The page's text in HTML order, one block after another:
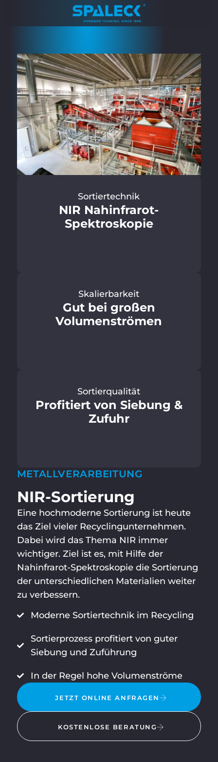
METALLVERARBEITUNG
NIR-Sortierung
Eine hochmoderne Sortierung ist heute
das Ziel vieler Recyclingunternehmen.
Dabei wird das Thema NIR immer
wichtiger. Ziel ist es, mit Hilfe der
Nahinfrarot-Spektroskopie die Sortierung
der unterschiedlichen Materialien weiter
zu verbessern.
Moderne Sortiertechnik im Recycling
Sortierprozess profitiert von guter
Siebung und Zuführung
In der Regel hohe Volumenströme
JETZT ONLINE ANFRAGEN
KOSTENLOSE BERATUNG
Sortiertechnik
NIR Nahinfrarot-
Spektroskopie
Skalierbarkeit
Gut bei großen
Volumenströmen
Sortierqualität
Profitiert von Siebung &
Zufuhr